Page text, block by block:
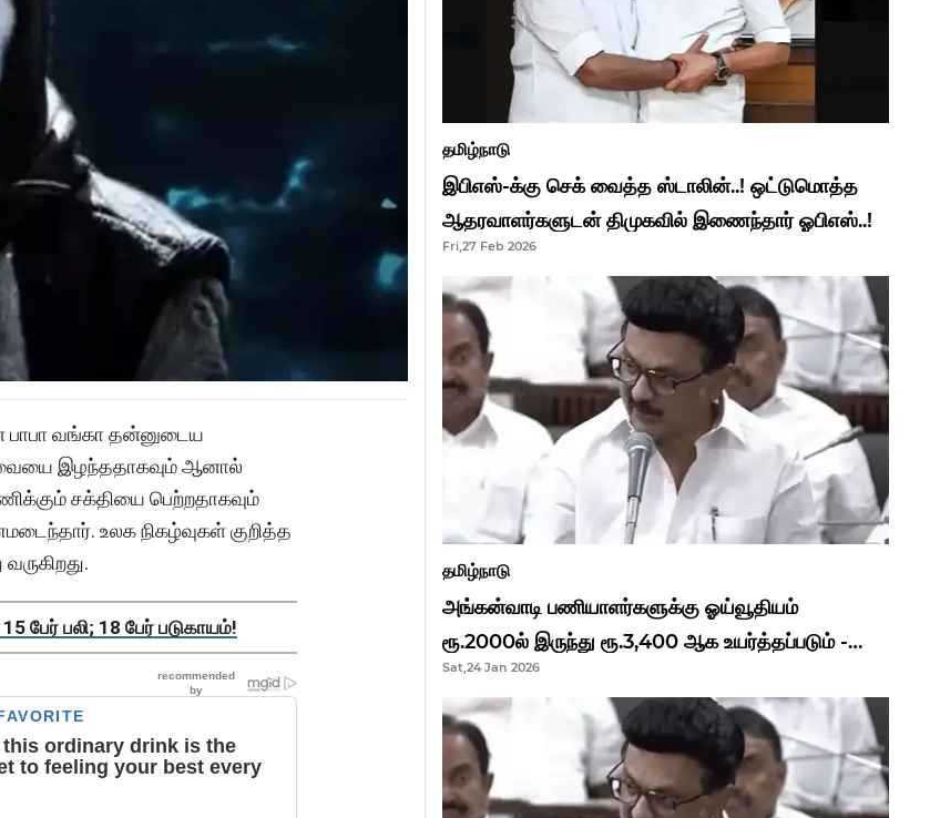
பாபா வங்கா தன்னுடைய
இழந்ததாகவும் ஆனால்
சக்தியை பெற்றதாகவும்
உலக நிகழ்வுகள் குறித்த
பேர் பலி; 18 பேர் படுகாயம்!
தமிழ்நாடு
இபிஎஸ்-க்கு செக் வைத்த ஸ்டாலின்..! ஒட்டுமொத்த
ஆதரவாளர்களுடன் திமுகவில் இணைந்தார் ஓபிஎஸ்..!
Fri,27 Feb 2026
தமிழ்நாடு
அங்கன்வாடி பணியாளர்களுக்கு ஓய்வூதியம்
ரூ.2000ல் இருந்து ரூ.3,400 ஆக உயர்த்தப்படும் -
முதல்வர் மு.க.ஸ்டாலின்..!
Sat,24 Jan 2026